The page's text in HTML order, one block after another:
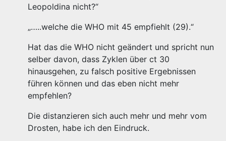
Leopoldina nicht?“
„…..welche die WHO mit 45 empfiehlt (29).“
Hat das die WHO nicht geändert und spricht nun
selber davon, dass Zyklen über ct 30
hinausgehen, zu falsch positive Ergebnissen
führen können und das eben nicht mehr
empfehlen?
Die distanzieren sich auch mehr und mehr vom
Drosten, habe ich den Eindruck.